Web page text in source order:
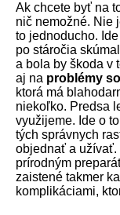
Ak chcete byť na
nič nemožné. Nie
to jednoducho.
po stáročia
a bola by škoda v
aj na problémy
ktorá má
niekoľko. Predsa
využijeme. Ide o
tých správnych
objednať a užívať.
prírodným
zaistené takmer
komplikáciami,